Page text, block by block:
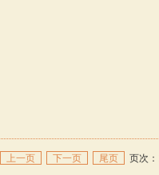
上一页 下一页 尾页 页次：